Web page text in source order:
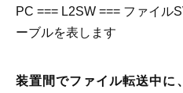
PC === L2SW === ファイ
ーブルを表します
装置間でファイル転送中に